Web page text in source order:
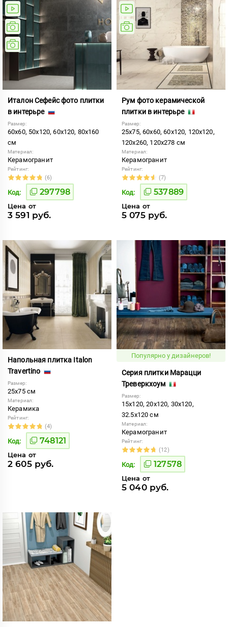
Италон Сефейс фото плитки
в интерьре
Размер:
60x60, 50x120, 60x120, 80x160
см
Материал:
Керамогранит
Рейтинг:
(6)
Код: 297798
Цена от
3 591 руб.
Рум фото керамической
плитки в интерьре
Размер:
25x75, 60x60, 60x120, 120x120,
120x260, 120x278 см
Материал:
Керамогранит
Рейтинг:
(7)
Код: 537889
Цена от
5 075 руб.
Напольная плитка Italon
Travertino
Размер:
25x75 см
Материал:
Керамика
Рейтинг:
(4)
Код: 748121
Цена от
2 605 руб.
Популярно у дизайнеров!
Серия плитки Марацци
Треверкхоум
Размер:
15x120, 20x120, 30x120,
32.5x120 см
Материал:
Керамогранит
Рейтинг:
(12)
Код: 127578
Цена от
5 040 руб.